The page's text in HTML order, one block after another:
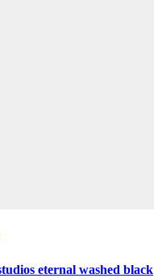
eternal washed black